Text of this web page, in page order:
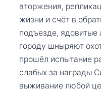
вторжения,
жизни и счёт в
подъезде, ядовитые
городу шныряют
прошёл испытание
слабых за награды
выживание любой